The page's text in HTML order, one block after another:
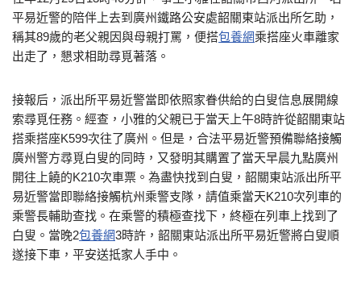
平易近警的陪伴上去到廣州鐵路公安處韶關東站派出所乞助，
稱其89歲的老父親因與母親打罵，便搭包養網乘搭座火車離家
出走了，懇求相助尋覓著落。
接報后，派出所平易近警當即依照家眷供給的白叟信息展開線
索尋覓任務。經查，小雅的父親已于當天上午8時許從韶關東站
搭乘搭座K599次往了廣州。但是，合法平易近警預備聯絡接觸
廣州警方尋覓白叟的同時，又發明其購置了當天早晨九點廣州
開往上饒的K210次車票。為盡快找到白叟，韶關東站派出所平
易近警當即聯絡接觸杭州乘警支隊，請值乘當天K210次列車的
乘警長輔助查找。在乘警的積極查找下，終極在列車上找到了
白叟。當晚2包養網3時許，韶關東站派出所平易近警將白叟順
遂接下車，平安送抵家人手中。